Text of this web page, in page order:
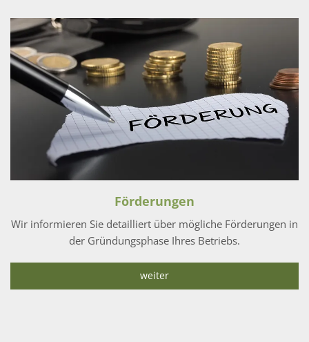
Förderungen
Wir informieren Sie detailliert über mögliche Förderungen in
der Gründungsphase Ihres Betriebs.
weiter